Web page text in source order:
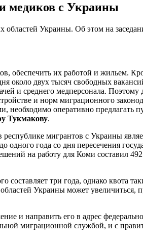
медиков с Украины
Украины. Об этом на
обеспечить их работой и жильем.
около двух тысяч свободных
и среднего медперсонала.
и норм миграционного
оперативно предлагать
Тукмакову.
мигрантов с Украины
года со дня пересечения
на работу для Коми составил
три года, однако квота
Украины может увеличиться,
и направить его в адрес
миграционной службой, и с